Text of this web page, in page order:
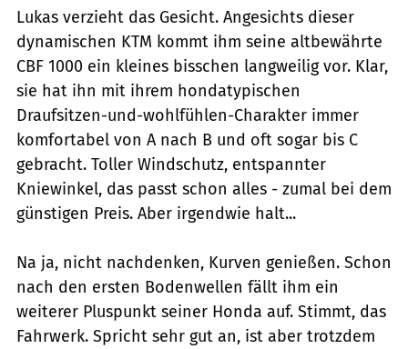
Lukas verzieht das Gesicht. Angesichts dieser
dynamischen KTM kommt ihm seine altbewährte
CBF 1000 ein kleines bisschen langweilig vor. Klar,
sie hat ihn mit ihrem hondatypischen
Draufsitzen-und-wohlfühlen-Charakter immer
komfortabel von A nach B und oft sogar bis C
gebracht. Toller Windschutz, entspannter
Kniewinkel, das passt schon alles - zumal bei dem
günstigen Preis. Aber irgendwie halt...
Na ja, nicht nachdenken, Kurven genießen. Schon
nach den ersten Bodenwellen fällt ihm ein
weiterer Pluspunkt seiner Honda auf. Stimmt, das
Fahrwerk. Spricht sehr gut an, ist aber trotzdem